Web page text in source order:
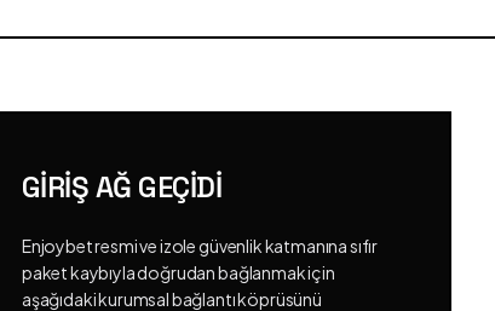
GIRIŞ AĞ GEÇIDI
Enjoybet resmi ve izole güvenlik katmanına sıfır
paket kaybıyla doğrudan bağlanmak için
aşağıdaki kurumsal bağlantı köprüsünü